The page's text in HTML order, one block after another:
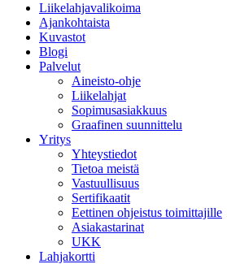
Liikelahjavalikoima
Ajankohtaista
Kuvastot
Blogi
Palvelut
Aineisto-ohje
Liikelahjat
Sopimusasiakkuus
Graafinen suunnittelu
Yritys
Yhteystiedot
Tietoa meistä
Vastuullisuus
Sertifikaatit
Eettinen ohjeistus toimittajille
Asiakastarinat
UKK
Lahjakortti